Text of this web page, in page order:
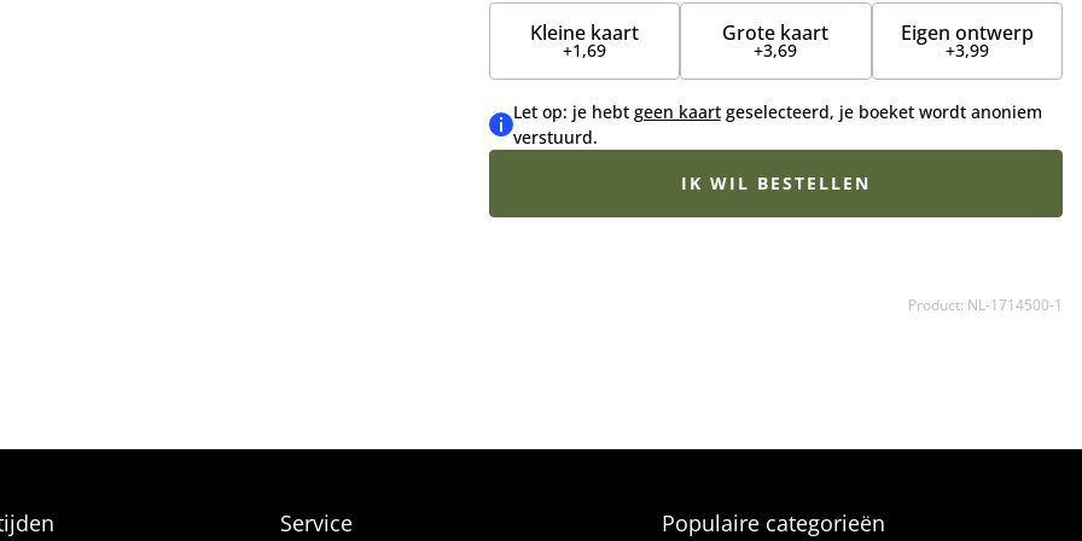
Kleine kaart
+1,69
Grote kaart
+3,69
Eigen ontwerp
+3,99
Let op: je hebt geen kaartgeselecteerd, je boeket wordt anoniem
verstuurd.
IK WIL BESTELLEN
Product: NL-1714500-1
Service Populaire categorieën